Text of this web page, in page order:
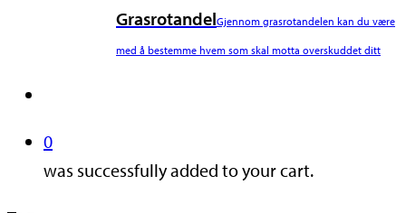
GrasrotandelGjennom grasrotandelen kan du være
med å bestemme hvem som skal motta overskuddet ditt
0
was successfully added to your cart.